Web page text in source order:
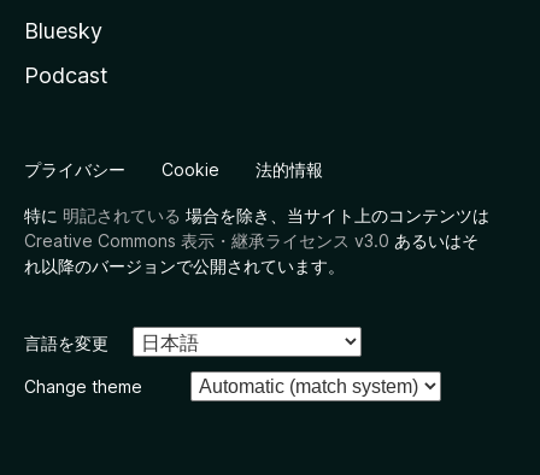
Bluesky
Podcast
プライバシー Cookie 法的情報
特に 明記されている 場合を除き、当サイト上のコンテンツは
Creative Commons 表示・継承ライセンス v3.0 あるいはそ
れ以降のバージョンで公開されています。
言語を変更
Change theme